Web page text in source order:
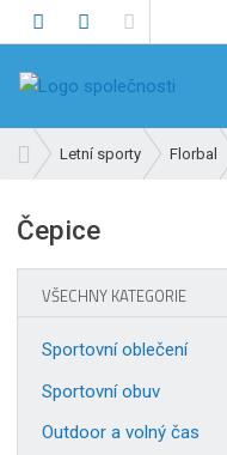
v
d
Letní sporty Florbal
Čepice
VŠECHNY KATEGORIE
Sportovní oblečení
Sportovní obuv
Outdoor a volný čas